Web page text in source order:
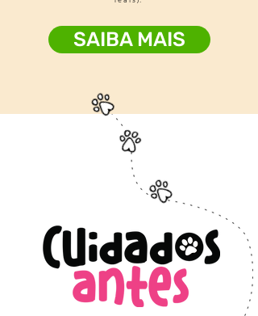
SAIBA MAIS